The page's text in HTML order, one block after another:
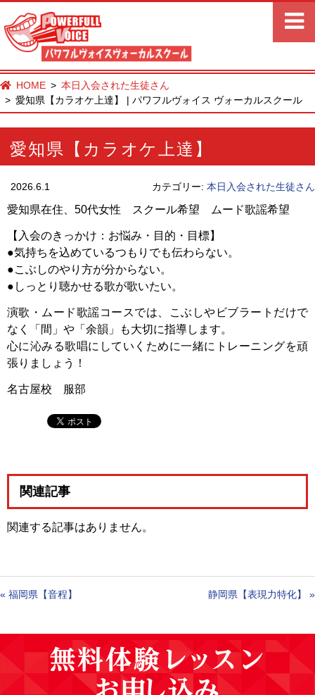
HOME
本日入会された生徒さん
愛知県【カラオケ上達】 | パワフルヴォイス ヴォーカルスクール
愛知県【カラオケ上達】
2026.6.1 カテゴリー: 本日入会された生徒さん
愛知県在住、50代女性 スクール希望 ムード歌謡希望
【入会のきっかけ：お悩み・目的・目標】
●気持ちを込めているつもりでも伝わらない。
●こぶしのやり方が分からない。
●しっとり聴かせる歌が歌いたい。
演歌・ムード歌謡コースでは、こぶしやビブラートだけで
なく「間」や「余韻」も大切に指導します。
心に沁みる歌唱にしていくために一緒にトレーニングを頑
張りましょう！
名古屋校 服部
関連記事
関連する記事はありません。
« 福岡県【音程】 静岡県【表現力特化】 »